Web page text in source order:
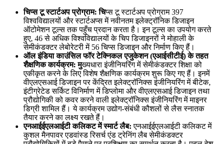
चिप्स टू स्टार्टअप प्रोग्राम: चिप्स टू स्टार्टअप प्रोग्राम 397
विश्वविद्यालयों और स्टार्टअप्स में नवीनतम इलेक्ट्रॉनिक डिजाइन
ऑटोमेशन टूल्स तक पहुँच प्रदान करता है। इन टूल्स का उपयोग करते
हुए, 46 से अधिक विश्वविद्यालयों के चिप डिजाइनरों ने मोहाली के
सेमीकंडक्टर लेबोरेटरी में 56 चिप्स डिजाइन और निर्माण किए हैं।
ऑल इंडिया काउंसिल फॉर टेक्निकल एजुकेशन (एआईसीटीई) के तहत
शैक्षणिक कार्यक्रम: मुख्यधारा इंजीनियरिंग में सेमीकंडक्टर शिक्षा को
एकीकृत करने के लिए विशेष शैक्षणिक कार्यक्रम शुरू किए गए हैं। इनमें
वीएलएसआई डिजाइन पर केंद्रित इलेक्ट्रॉनिक्स इंजीनियरिंग में बीटेक,
इंटीग्रेटेड सर्किट विनिर्माण में डिप्लोमा और वीएलएसआई डिजाइन तथा
प्रौद्योगिकी को कवर करने वाली इलेक्ट्रॉनिक्स इंजीनियरिंग में माइनर
डिग्री शामिल हैं। ये कार्यक्रम उद्योग-संबंधी कौशलों से लैस स्नातक
तैयार करने का लक्ष्य रखते हैं।
एनआईईएलआईटी कलिकट में स्मार्ट लैब:एनआईईएलआईटी कलिकट में
कुशल मैनपावर एडवांस्ड रिसर्च एंड ट्रेनिंग लैब सेमीकंडक्टर